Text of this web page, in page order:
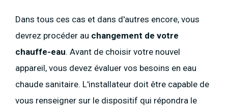
Dans tous ces cas et dans d'autres encore, vous
devrez procéder au changement de votre
chauffe-eau. Avant de choisir votre nouvel
appareil, vous devez évaluer vos besoins en eau
chaude sanitaire. L'installateur doit être capable de
vous renseigner sur le dispositif qui répondra le